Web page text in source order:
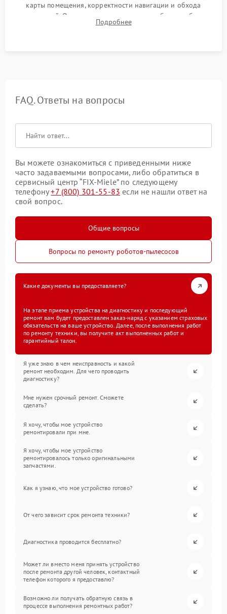
карты помещения, корректности навигации и обхода
препятствий. Оценка силы всасывания и работы турбины.
Тестирование автоматического возврата на док-станцию и
Подробнее
FAQ. Ответы на вопросы
Вы можете ознакомиться с приведенными ниже
часто задаваемыми вопросами, либо обратиться в
сервисный центр “FIX-Miele” по следующему
телефону+7 (800) 301-55-83 если не нашли ответ на
свой вопрос.
Общие вопросы
Вопросы по ремонту роботов-пылесосов
Какие документы вы предоставляете?
На этапе приема устройства на диагностику и последующий
ремонт вам будет предоставлен заказ-наряд с указанием страховых
обязательств на ваше устройство. Далее, после выполнения работ
по ремонту техники, вы получите акт выполненных работ и
гарантийный талон.
Я уже знаю в чем неисправность и какой
ремонт необходим. Для чего проводить
диагностику?
Мне нужен срочный ремонт. Сможете
сделать?
Я хочу, чтобы мое устройство
ремонтировали при мне.
Я хочу, чтобы мое устройство
ремонтировалось только оригинальными
запчастями.
Как я узнаю, что мое устройство готово?
От чего зависит срок ремонта техники?
Диагностика проводится бесплатно?
Может ли вместо меня принять устройство
после ремонта другой человек, контактный
телефон которого я предоставлю?
Возможно ли получать обратную связь в
процессе выполнения ремонтных работ?